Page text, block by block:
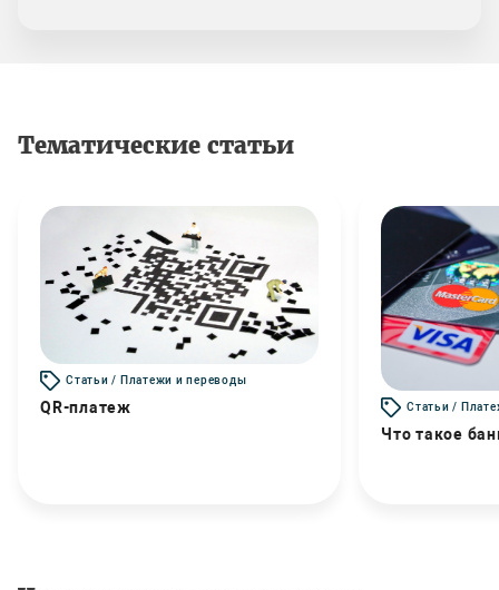
Тематические статьи
Статьи / Платежи и переводы
QR-платеж Статьи /
Что такое